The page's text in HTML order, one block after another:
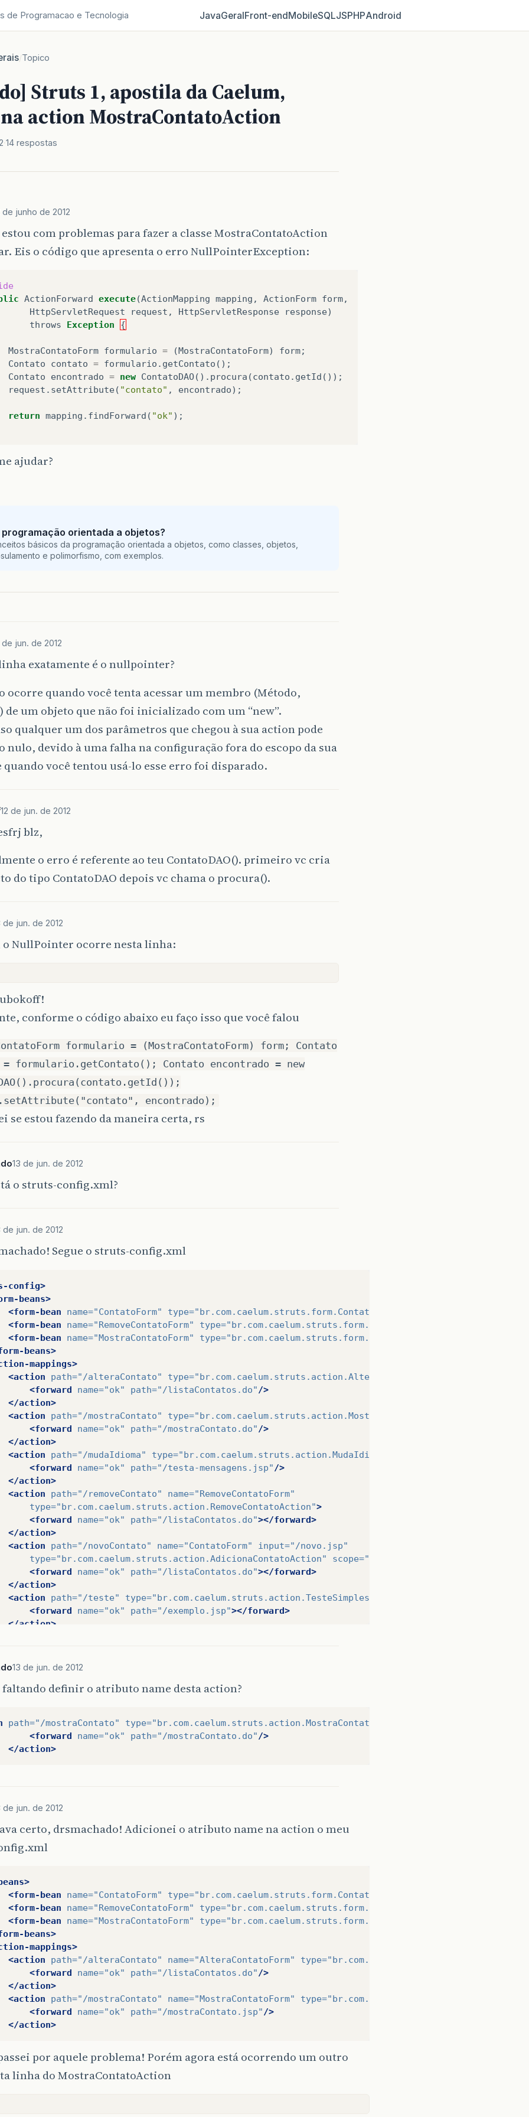
de Programacao e Tecnologia JavaGeralFront‑endMobileSQLJSPHPAndroid
/Topico
Struts 1, apostila da Caelum,
action MostraContatoAction
14 respostas
de junho de 2012
estou com problemas para fazer a classe MostraContatoAction
Eis o código que apresenta o erro NullPointerException:
ActionForward execute(ActionMapping mapping , ActionForm form,
HttpServletRequest
request , HttpServletResponse response)
throws
Exception {
MostraContatoForm formulario = (MostraContatoForm) form;
Contato
contato = formulario . getContato ();
Contato
encontrado = new ContatoDAO(). procura (contato . getId ());
request . setAttribute( "contato" , encontrado);
return mapping . findForward ( "ok" );
ajudar?
programação orientada a objetos?
básicos da programação orientada a objetos, como classes, objetos,
e polimorfismo, com exemplos.
de jun. de 2012
exatamente é o nullpointer?
ocorre quando você tenta acessar um membro (Método,
um objeto que não foi inicializado com um “new”.
qualquer um dos parâmetros que chegou à sua action pode
nulo, devido à uma falha na configuração fora do escopo da sua
quando você tentou usá-lo esse erro foi disparado.
12 de jun. de 2012
blz,
o erro é referente ao teu ContatoDAO(). primeiro vc cria
do tipo ContatoDAO depois vc chama o procura().
de jun. de 2012
o NullPointer ocorre nesta linha:
conforme o código abaixo eu faço isso que você falou
formulario = (MostraContatoForm) form; Contato
formulario.getContato(); Contato encontrado = new
encontrado);
se estou fazendo da maneira certa, rs
13 de jun. de 2012
o struts-config.xml?
de jun. de 2012
Segue o struts-config.xml
config>
beans>
<form-bean
name="ContatoForm" type="br.com.caelum.struts.form.ContatoForm"
<form-bean
name="RemoveContatoForm" type="br.com.caelum.struts.form.RemoveContatoForm"
<form-bean
name="MostraContatoForm" type="br.com.caelum.struts.form.MostraContatoForm"
beans>
mappings>
<action
path="/alteraContato" type="br.com.caelum.struts.action.AlteraContatoAction"
<forward
name="ok" path="/listaContatos.do" />
</action>
<action
path="/mostraContato" type="br.com.caelum.struts.action.MostraContatoAction"
<forward
name="ok" path="/mostraContato.do" />
</action>
<action
path="/mudaIdioma" type="br.com.caelum.struts.action.MudaIdiomaAction"
<forward
name="ok" path="/testa-mensagens.jsp" />
</action>
<action
path="/removeContato" name="RemoveContatoForm"
type="br.com.caelum.struts.action.RemoveContatoAction">
<forward
name="ok" path="/listaContatos.do"></forward>
</action>
<action
path="/novoContato" name="ContatoForm" input="/novo.jsp"
type="br.com.caelum.struts.action.AdicionaContatoAction" scope="request"
<forward
name="ok" path="/listaContatos.do"></forward>
</action>
<action
path="/teste" type="br.com.caelum.struts.action.TesteSimplesAction"
<forward
name="ok" path="/exemplo.jsp"></forward>
</action>
<forward name=
</action>
mappings>
13 de jun. de 2012
faltando definir o atributo name desta action?
path="/mostraContato" type="br.com.caelum.struts.action.MostraContatoAction"
<forward
name="ok" path="/mostraContato.do" />
</action>
de jun. de 2012
certo, drsmachado! Adicionei o atributo name na action o meu
<form-bean
name="ContatoForm" type="br.com.caelum.struts.form.ContatoForm"
<form-bean
name="RemoveContatoForm" type="br.com.caelum.struts.form.RemoveContatoForm"
<form-bean
name="MostraContatoForm" type="br.com.caelum.struts.form.MostraContatoForm"
beans>
mappings>
<action
path="/alteraContato" name="AlteraContatoForm" type=
<forward
name="ok" path="/listaContatos.do" />
</action>
<action
path="/mostraContato" name="MostraContatoForm" type=
<forward
name="ok" path="/mostraContato.jsp" />
</action>
por aquele problema! Porém agora está ocorrendo um outro
linha do MostraContatoAction